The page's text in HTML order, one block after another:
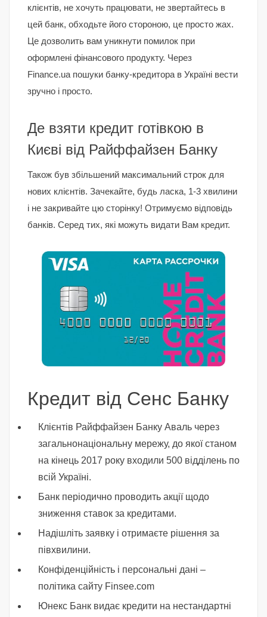
клієнтів, не хочуть працювати, не звертайтесь в
цей банк, обходьте його стороною, це просто жах.
Це дозволить вам уникнути помилок при
оформлені фінансового продукту. Через
Finance.ua пошуки банку-кредитора в Україні вести
зручно і просто.
Де взяти кредит готівкою в
Києві від Райффайзен Банку
Також був збільшений максимальний строк для
нових клієнтів. Зачекайте, будь ласка, 1-3 хвилини
і не закривайте цю сторінку! Отримуємо відповідь
банків. Серед тих, які можуть видати Вам кредит.
Кредит від Сенс Банку
Клієнтів Райффайзен Банку Аваль через
загальнонаціональну мережу, до якої станом
на кінець 2017 року входили 500 відділень по
всій Україні.
Банк періодично проводить акції щодо
зниження ставок за кредитами.
Надішліть заявку і отримаєте рішення за
півхвилини.
Конфіденційність і персональні дані –
політика сайту Finsee.com
Юнекс Банк видає кредити на нестандартні